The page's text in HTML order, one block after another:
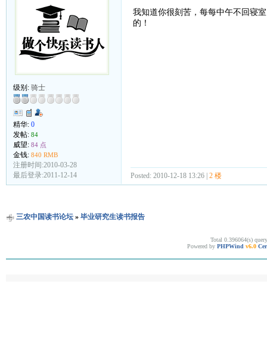
级别: 骑士
精华: 0
发帖: 84
威望: 84 点
金钱: 840 RMB
注册时间:2010-03-28
最后登录:2011-12-14
我知道你很刻苦，每每中午不回寝
的！
Posted: 2010-12-18 13:26 | 2 楼
三农中国读书论坛» 毕业研究生读书报告
Total 0.396064(s)
Powered by PHPWind v6.0